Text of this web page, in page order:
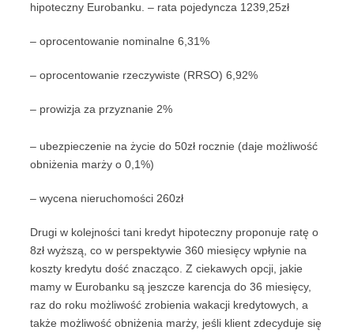
hipoteczny Eurobanku. – rata pojedyncza 1239,25zł
– oprocentowanie nominalne 6,31%
– oprocentowanie rzeczywiste (RRSO) 6,92%
– prowizja za przyznanie 2%
– ubezpieczenie na życie do 50zł rocznie (daje możliwość
obniżenia marży o 0,1%)
– wycena nieruchomości 260zł
Drugi w kolejności tani kredyt hipoteczny proponuje ratę o
8zł wyższą, co w perspektywie 360 miesięcy wpłynie na
koszty kredytu dość znacząco. Z ciekawych opcji, jakie
mamy w Eurobanku są jeszcze karencja do 36 miesięcy,
raz do roku możliwość zrobienia wakacji kredytowych, a
także możliwość obniżenia marży, jeśli klient zdecyduje się